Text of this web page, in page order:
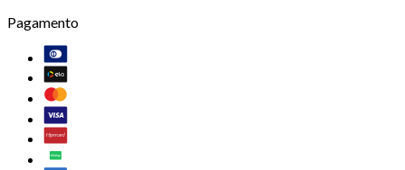
Pagamento